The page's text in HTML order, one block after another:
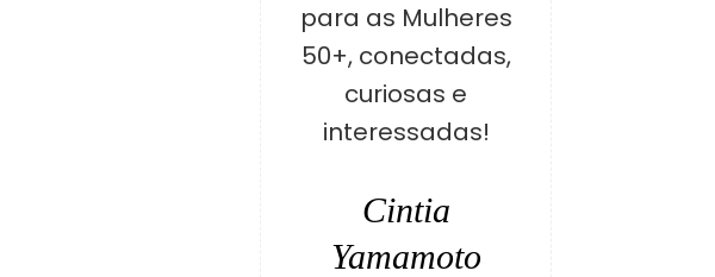
para as Mulheres
50+, conectadas,
curiosas e
interessadas!
Cintia
Yamamoto